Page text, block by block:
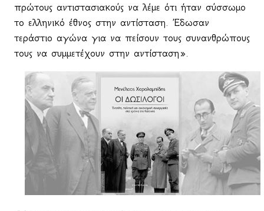
πρώτους αντιστασιακούς να λέμε ότι ήταν σύσσωμο
το ελληνικό έθνος στην αντίσταση. Έδωσαν
τεράστιο αγώνα για να πείσουν τους συνανθρώπους
τους να συμμετέχουν στην αντίσταση».